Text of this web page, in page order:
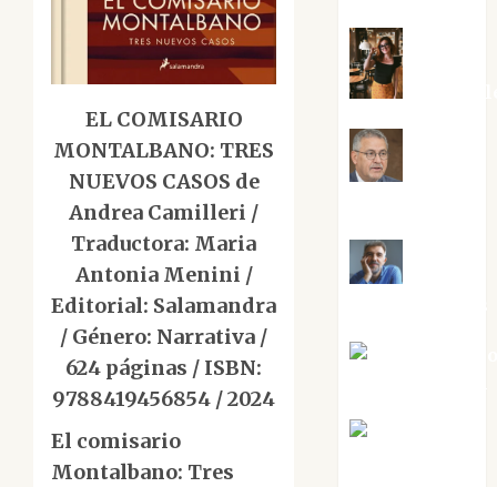
EL COMISARIO
MONTALBANO: TRES
NUEVOS CASOS de
Andrea Camilleri /
Traductora: Maria
Antonia Menini /
Editorial: Salamandra
/ Género: Narrativa /
624 páginas / ISBN:
9788419456854 / 2024
El comisario
Montalbano: Tres